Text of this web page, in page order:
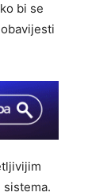
bi se